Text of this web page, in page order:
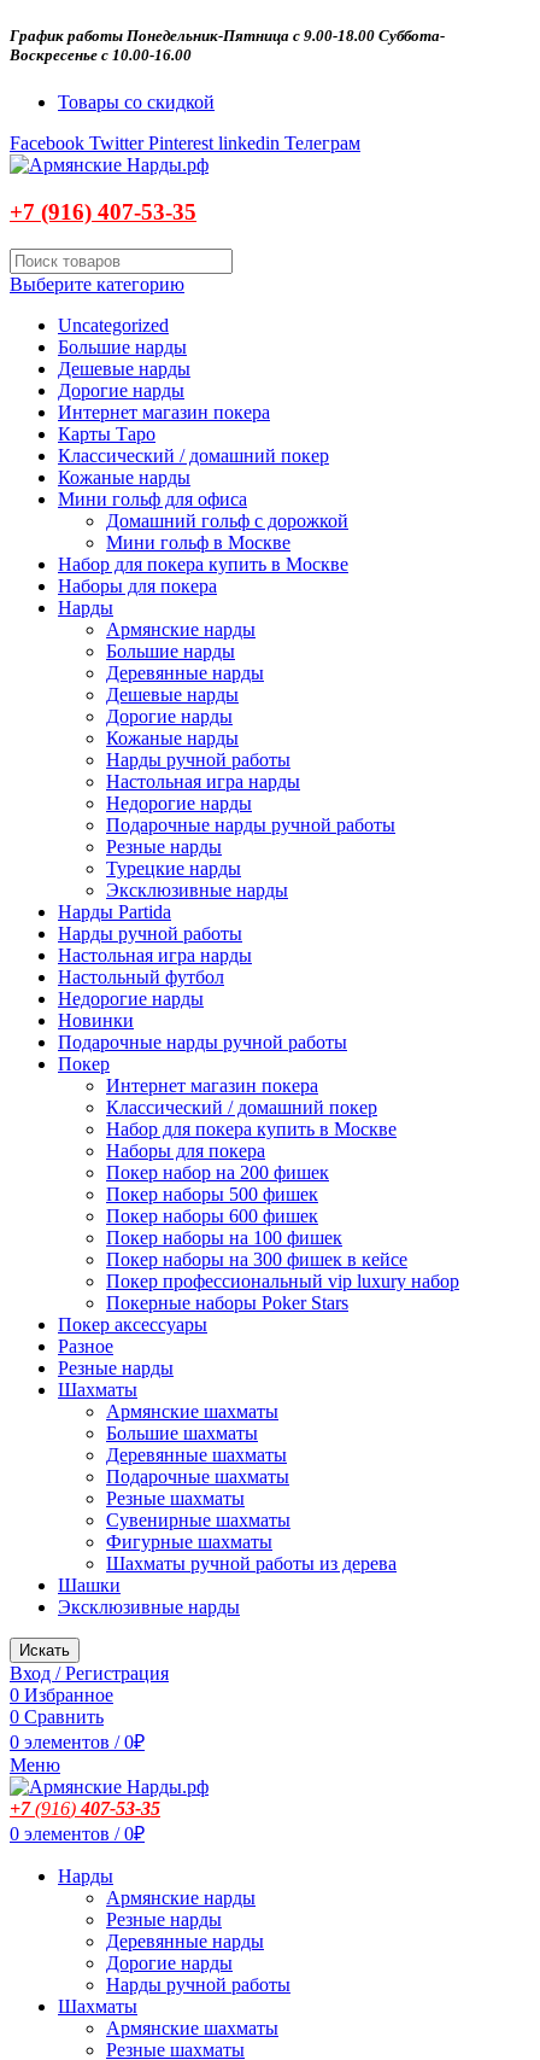
График работы Понедельник-Пятница с 9.00-18.00 Суббота-
Воскресенье с 10.00-16.00
Товары со скидкой
Facebook Twitter Pinterest linkedin Телеграм
+7 (916) 407-53-35
Выберите категорию
Uncategorized
Большие нарды
Дешевые нарды
Дорогие нарды
Интернет магазин покера
Карты Таро
Классический / домашний покер
Кожаные нарды
Мини гольф для офиса
Домашний гольф с дорожкой
Мини гольф в Москве
Набор для покера купить в Москве
Наборы для покера
Нарды
Армянские нарды
Большие нарды
Деревянные нарды
Дешевые нарды
Дорогие нарды
Кожаные нарды
Нарды ручной работы
Настольная игра нарды
Недорогие нарды
Подарочные нарды ручной работы
Резные нарды
Турецкие нарды
Эксклюзивные нарды
Нарды Partida
Нарды ручной работы
Настольная игра нарды
Настольный футбол
Недорогие нарды
Новинки
Подарочные нарды ручной работы
Покер
Интернет магазин покера
Классический / домашний покер
Набор для покера купить в Москве
Наборы для покера
Покер набор на 200 фишек
Покер наборы 500 фишек
Покер наборы 600 фишек
Покер наборы на 100 фишек
Покер наборы на 300 фишек в кейсе
Покер профессиональный vip luxury набор
Покерные наборы Poker Stars
Покер аксессуары
Разное
Резные нарды
Шахматы
Армянские шахматы
Большие шахматы
Деревянные шахматы
Подарочные шахматы
Резные шахматы
Сувенирные шахматы
Фигурные шахматы
Шахматы ручной работы из дерева
Шашки
Эксклюзивные нарды
Искать
Вход / Регистрация
0 Избранное
0 Сравнить
0 элементов / 0₽
Меню
+7(916)407-53-35
0 элементов / 0₽
Нарды
Армянские нарды
Резные нарды
Деревянные нарды
Дорогие нарды
Нарды ручной работы
Шахматы
Армянские шахматы
Резные шахматы